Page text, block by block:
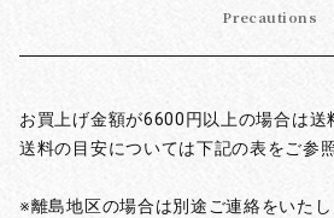
Precautions
お買上げ金額が6600円以上の場合は送
送料の目安については下記の表をご参
※離島地区の場合は別途ご連絡をいたし